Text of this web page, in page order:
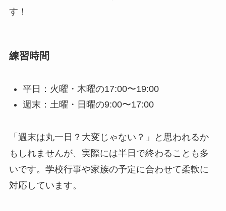
す！
練習時間
平日：火曜・木曜の17:00〜19:00
週末：土曜・日曜の9:00〜17:00
「週末は丸一日？大変じゃない？」と思われるか
もしれませんが、実際には半日で終わることも多
いです。学校行事や家族の予定に合わせて柔軟に
対応しています。